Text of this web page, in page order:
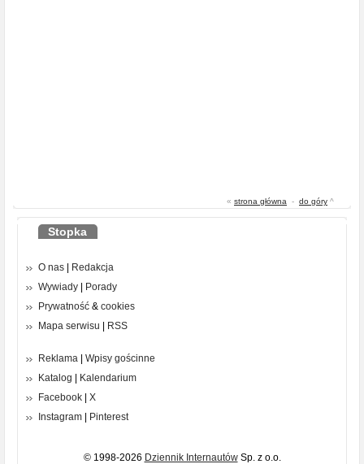
« strona główna - do góry ^
Stopka
O nas
Redakcja
Wywiady
Porady
Prywatność & cookies
Mapa serwisu
RSS
Reklama
Wpisy gościnne
Katalog
Kalendarium
Facebook
X
Instagram
Pinterest
© 1998-2026 Dziennik InternautówSp. z o.o.